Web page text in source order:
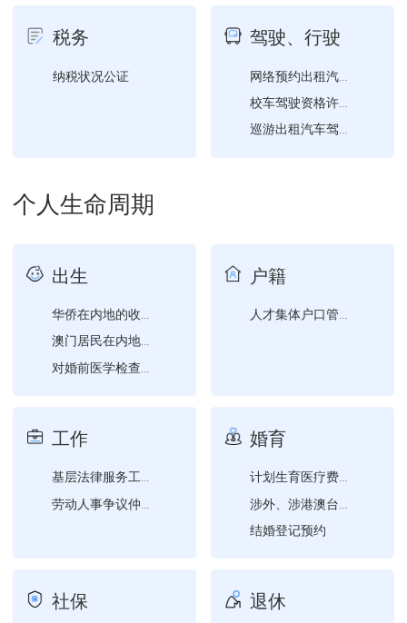
税务
纳税状况公证
驾驶、行驶
网络预约出租汽车驾驶员注...
校车驾驶资格许可（设区的...
巡游出租汽车驾驶员从业资...
个人生命周期
出生
华侨在内地的收养登记
澳门居民在内地的收养登记
户籍
人才集体户口管理服务
工作
基层法律服务工作者执业许...
婚育
计划生育医疗费支付
结婚登记预约
社保 退休